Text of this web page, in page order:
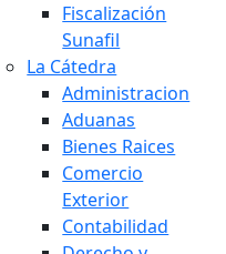
Fiscalización
Sunafil
La Cátedra
Administracion
Aduanas
Bienes Raices
Comercio
Exterior
Contabilidad